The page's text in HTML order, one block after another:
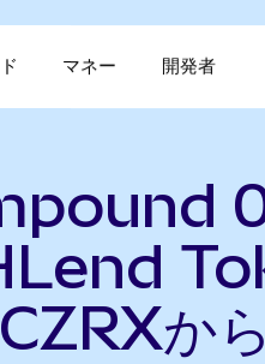
マネー 開発者
か